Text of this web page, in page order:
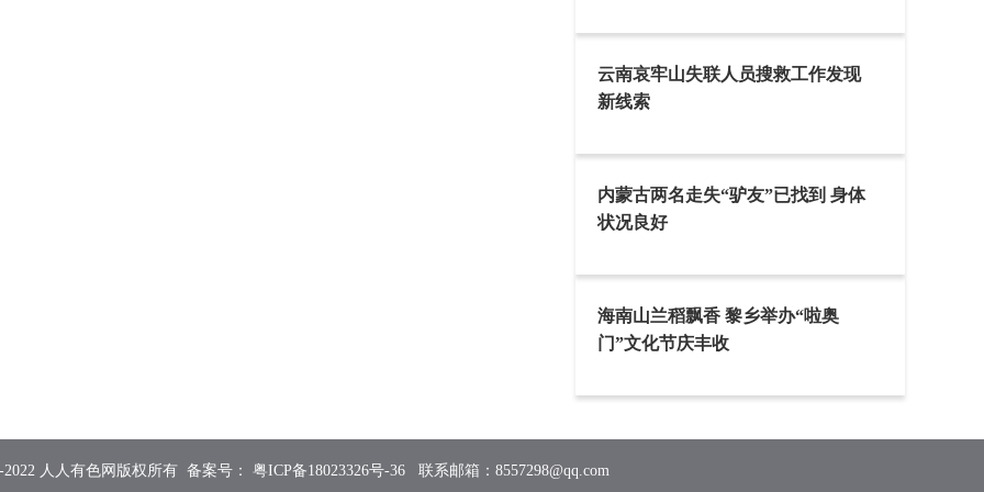
云南哀牢山失联人员搜救工作发现
新线索
内蒙古两名走失“驴友”已找到 身体
状况良好
海南山兰稻飘香 黎乡举办“啦奥
门”文化节庆丰收
2022 人人有色网版权所有 备案号： 粤ICP备18023326号-36 联系邮箱：8557298@qq.com